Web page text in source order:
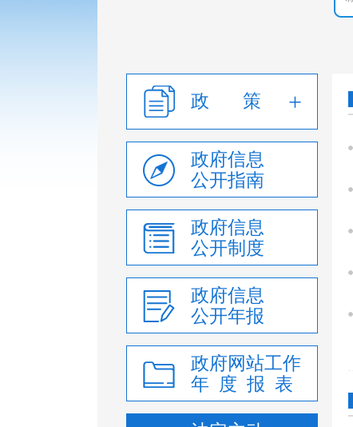
政 策
政府信息
公开指南
政府信息
公开制度
政府信息
公开年报
政府网站工作
年 度 报 表